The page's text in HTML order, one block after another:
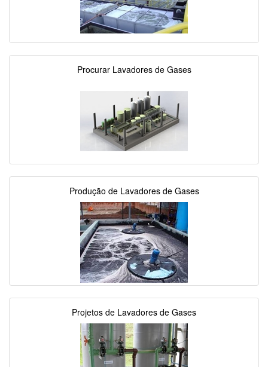
Procurar Lavadores de Gases
Produção de Lavadores de Gases
Projetos de Lavadores de Gases